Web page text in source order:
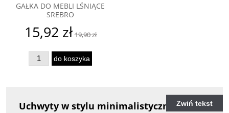
GAŁKA DO MEBLI LŚNIĄCE
SREBRO
15,92 zł 19,90 zł
do koszyka
Zwiń tekst
Uchwyty w stylu minimalistycznym